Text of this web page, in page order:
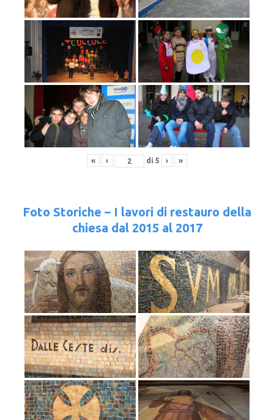
« ‹ di 5 › »
Foto Storiche – I lavori di restauro della
chiesa dal 2015 al 2017